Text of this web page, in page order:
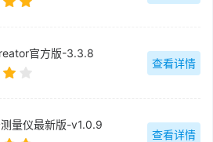
官方版-3.3.8
查看详情
量仪最新版-v1.0.9
查看详情